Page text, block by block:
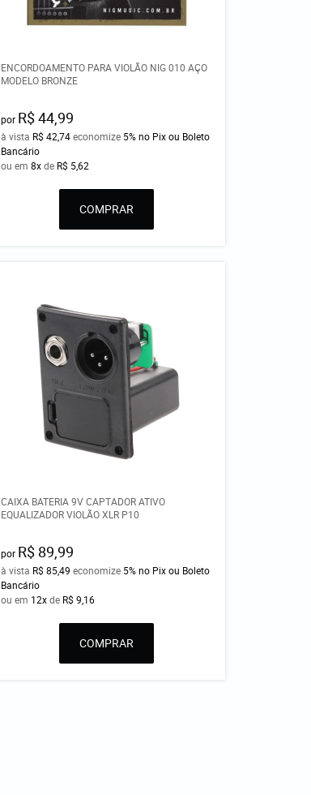
ENCORDOAMENTO PARA VIOLÃO NIG 010 AÇO
MODELO BRONZE
por R$ 44,99
à vista R$ 42,74economize 5% no Pix ou Boleto
Bancário
ou em8xde R$ 5,62
COMPRAR
CAIXA BATERIA 9V CAPTADOR ATIVO
EQUALIZADOR VIOLÃO XLR P10
por R$ 89,99
à vista R$ 85,49 economize 5% no Pix ou Boleto
Bancário
ou em 12xde R$ 9,16
COMPRAR